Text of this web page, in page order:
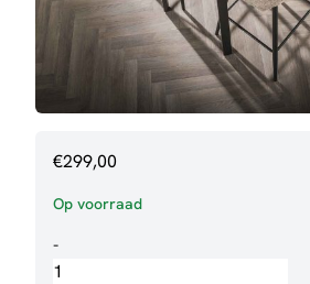
€299,00
Op voorraad
-Bartafel
Monet